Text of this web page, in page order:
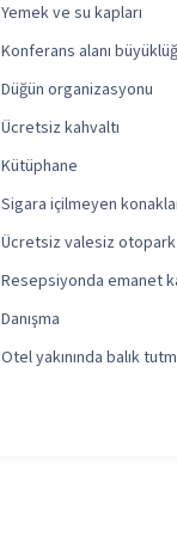
Yemek ve su kapları
Konferans alanı
Düğün organizasyonu
Ücretsiz kahvaltı
Kütüphane
Sigara içilmeyen
Ücretsiz valesiz otopark
Resepsiyonda emanet
Danışma
Otel yakınında balık